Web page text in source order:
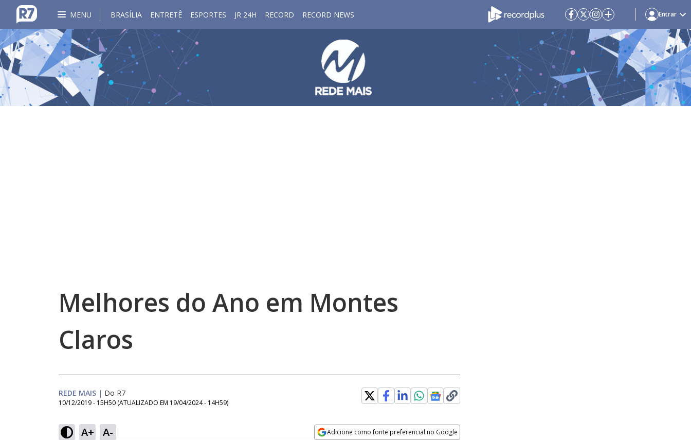
MENU BRASÍLIA ENTRETÊ ESPORTES JR 24H RECORD RECORD NEWS Entrar
Melhores do Ano em Montes
Claros
REDE MAIS | Do R7
10/12/2019 - 15H50 (ATUALIZADO EM 19/04/2024 - 14H59)
A+ A- Adicione como fonte preferencial no Google